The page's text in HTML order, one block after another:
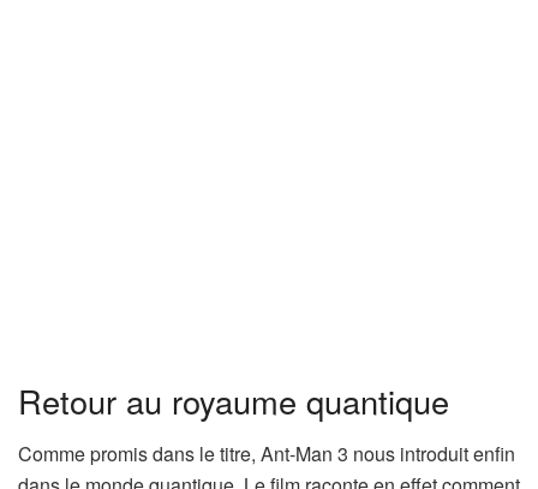
Retour au royaume quantique
Comme promis dans le titre, Ant-Man 3 nous introduit enfin